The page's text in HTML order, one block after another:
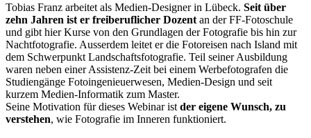
Tobias Franz arbeitet als Medien-Designer in Lübeck. Seit über
zehn Jahren ist er freiberuflicher Dozent an der FF-Fotoschule
und gibt hier Kurse von den Grundlagen der Fotografie bis hin zur
Nachtfotografie. Ausserdem leitet er die Fotoreisen nach Island mit
dem Schwerpunkt Landschaftsfotografie. Teil seiner Ausbildung
waren neben einer Assistenz-Zeit bei einem Werbefotografen die
Studiengänge Fotoingenieuerwesen, Medien-Design und seit
kurzem Medien-Informatik zum Master.
Seine Motivation für dieses Webinar ist der eigene Wunsch, zu
verstehen, wie Fotografie im Inneren funktioniert.